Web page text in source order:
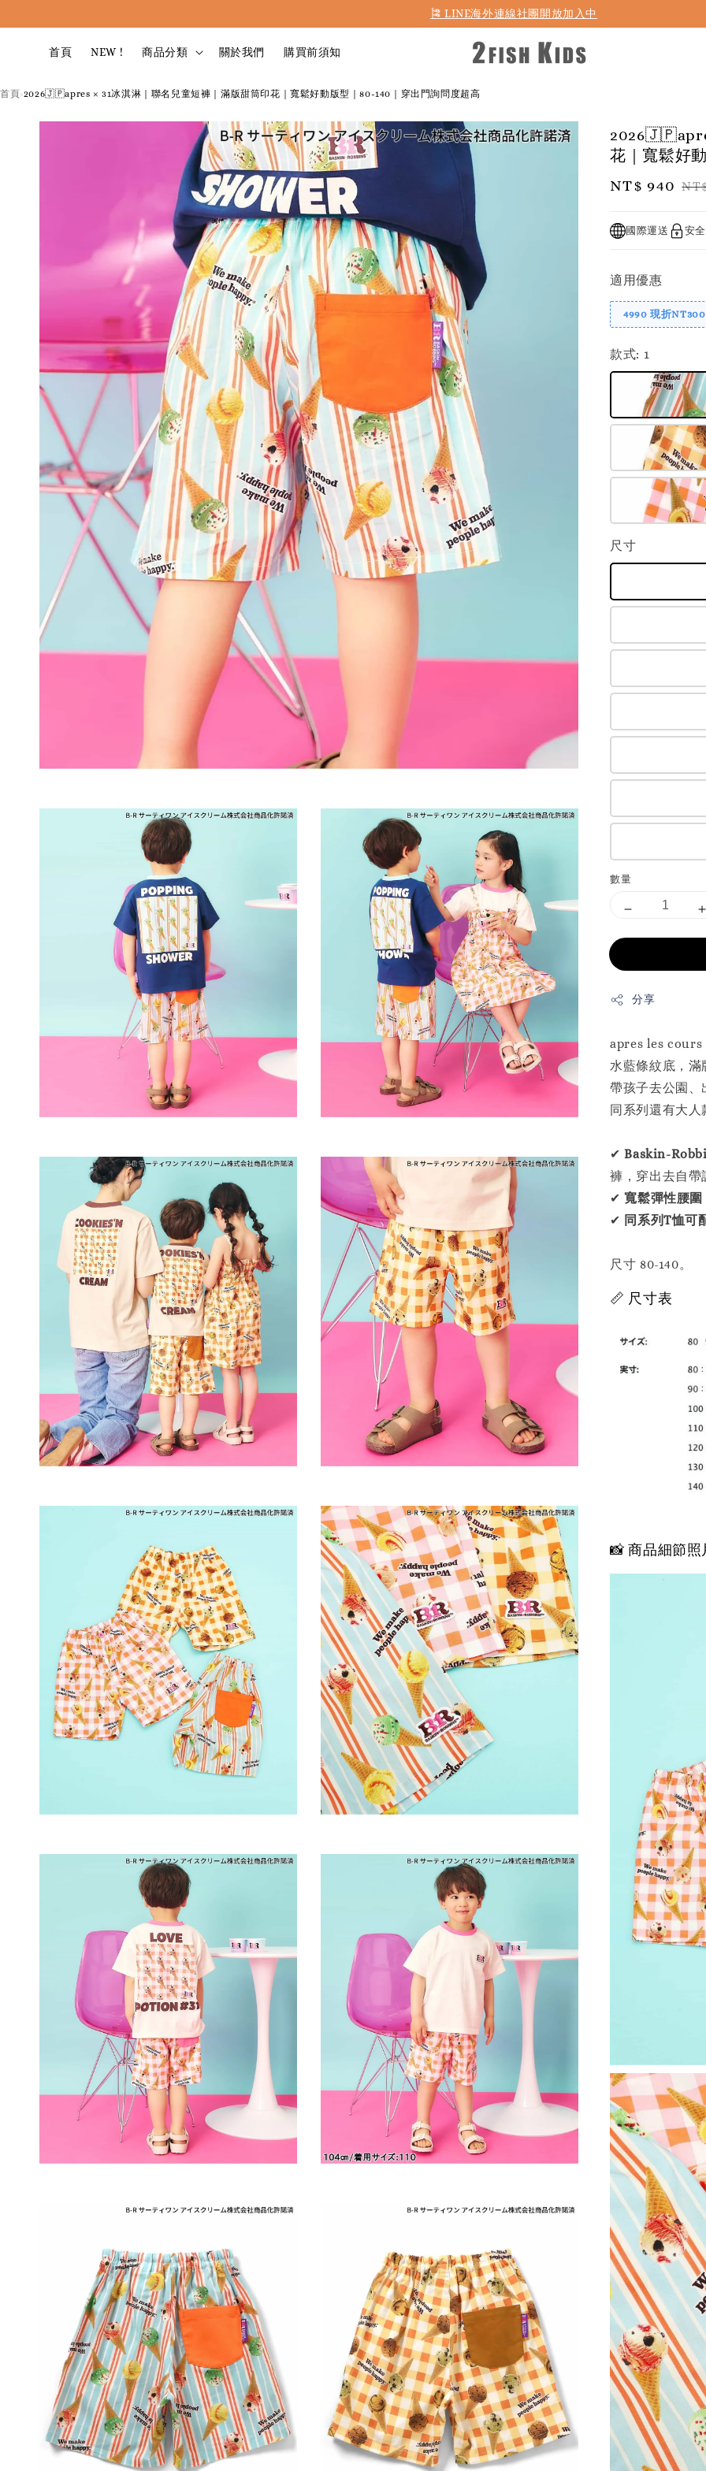
🎏 LINE海外連線社團開放加入中
首頁 NEW ! 商品分類 關於我們 購買前須知
首頁›2026🇯🇵apres × 31冰淇淋｜聯名兒童短褲｜滿版甜筒印花｜寬鬆好動版型｜80-140｜穿出門詢問度超高
花｜寬鬆好
Sale
NT$ 940
國際運送 安
適用優惠
4990 現折NT300
款式: 1
尺寸
數量
分享
apres les cours
水藍條紋底，
帶孩子去公園
同系列還有大
✔Baskin-
褲，穿出去自帶
✔寬鬆彈性腰圍
✔ 同系列T恤可
尺寸 80-140。
📏 尺寸表
📸 商品細節照